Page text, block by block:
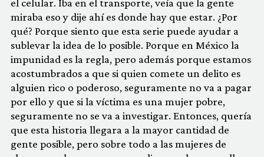
el celular. Iba en el transporte, veía que la gente
miraba eso y dije ahí es donde hay que estar. ¿Por
qué? Porque siento que esta serie puede ayudar a
sublevar la idea de lo posible. Porque en México la
impunidad es la regla, pero además porque estamos
acostumbrados a que si quien comete un delito es
alguien rico o poderoso, seguramente no va a pagar
por ello y que si la víctima es una mujer pobre,
seguramente no se va a investigar. Entonces, quería
que esta historia llegara a la mayor cantidad de
gente posible, pero sobre todo a las mujeres de